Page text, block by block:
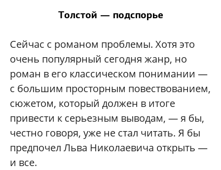
Толстой — подспорье
Сейчас с романом проблемы. Хотя это
очень популярный сегодня жанр, но
роман в его классическом понимании —
с большим просторным повествованием,
сюжетом, который должен в итоге
привести к серьезным выводам, — я бы,
честно говоря, уже не стал читать. Я бы
предпочел Льва Николаевича открыть —
и все.